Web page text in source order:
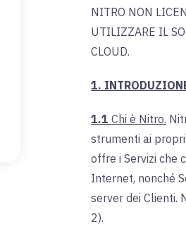
NITRO NON
UTILIZZARE IL
CLOUD.
1.
1.1 Chi è Nitro.
strumenti ai
offre i Servizi che
Internet, nonché
server dei Clienti.
2).